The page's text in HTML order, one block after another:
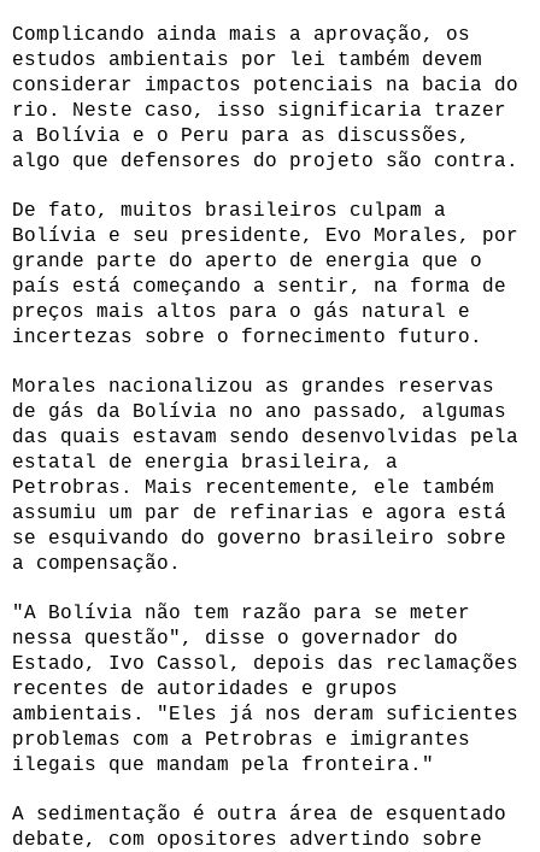
Complicando ainda mais a aprovação, os
estudos ambientais por lei também devem
considerar impactos potenciais na bacia do
rio. Neste caso, isso significaria trazer
a Bolívia e o Peru para as discussões,
algo que defensores do projeto são contra.
De fato, muitos brasileiros culpam a
Bolívia e seu presidente, Evo Morales, por
grande parte do aperto de energia que o
país está começando a sentir, na forma de
preços mais altos para o gás natural e
incertezas sobre o fornecimento futuro.
Morales nacionalizou as grandes reservas
de gás da Bolívia no ano passado, algumas
das quais estavam sendo desenvolvidas pela
estatal de energia brasileira, a
Petrobras. Mais recentemente, ele também
assumiu um par de refinarias e agora está
se esquivando do governo brasileiro sobre
a compensação.
"A Bolívia não tem razão para se meter
nessa questão", disse o governador do
Estado, Ivo Cassol, depois das reclamações
recentes de autoridades e grupos
ambientais. "Eles já nos deram suficientes
problemas com a Petrobras e imigrantes
ilegais que mandam pela fronteira."
A sedimentação é outra área de esquentado
debate, com opositores advertindo sobre